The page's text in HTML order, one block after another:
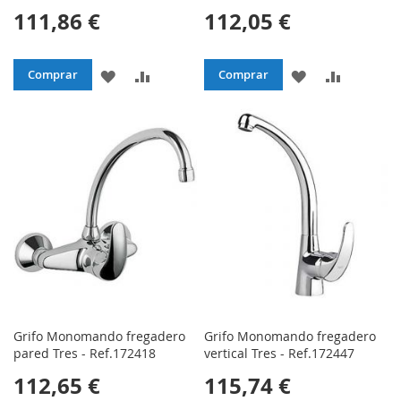
111,86 €
Comprar
AÑADIR
LA
LISTA
DESEOS
COMPARAR
112,05 €
Comprar
AÑADIR
LISTA
DE
DESEOS
Grifo Monomando fregadero
pared Tres - Ref.172418
112,65 €
Grifo Monomando fregadero
vertical Tres - Ref.172447
115,74 €